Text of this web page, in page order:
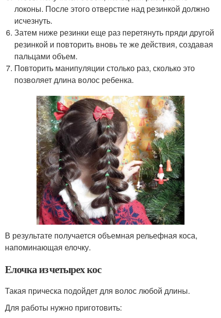
локоны. После этого отверстие над резинкой должно
исчезнуть.
Затем ниже резинки еще раз перетянуть пряди другой
резинкой и повторить вновь те же действия, создавая
пальцами объем.
Повторить манипуляции столько раз, сколько это
позволяет длина волос ребенка.
В результате получается объемная рельефная коса,
напоминающая елочку.
Елочка из четырех кос
Такая прическа подойдет для волос любой длины.
Для работы нужно приготовить: